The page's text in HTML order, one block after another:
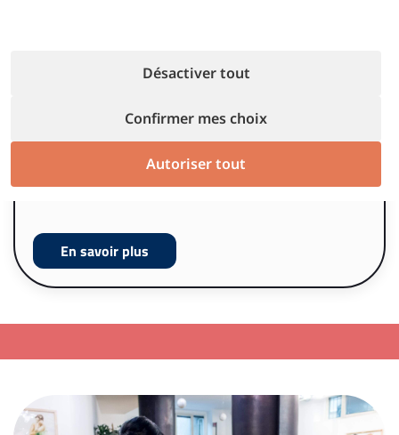
Notre parcours de formation pour lancer et
développer votre activité de location
saisonnière.
En savoir plus
Désactiver tout
Confirmer mes choix
Autoriser tout